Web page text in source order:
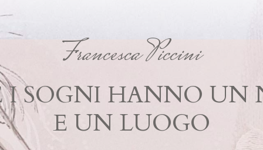
Francesca Piccini
I SOGNI HANNO UN
E UN LUOGO